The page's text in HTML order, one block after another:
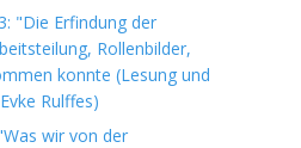
"Die Erfindung der
Rollenbilder,
konnte (Lesung und
Rulffes)
wir von der